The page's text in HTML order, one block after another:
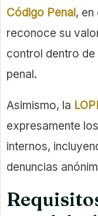
Código Penal, en
reconoce su
control dentro
penal.
Asimismo, la
expresamente
internos,
denuncias